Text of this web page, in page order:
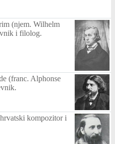
(njem. Wilhelm
i filolog.
(franc. Alphonse
kompozitor i